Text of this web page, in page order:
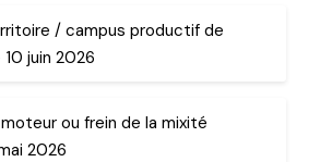
/ campus productif de
juin 2026
ou frein de la mixité
2026